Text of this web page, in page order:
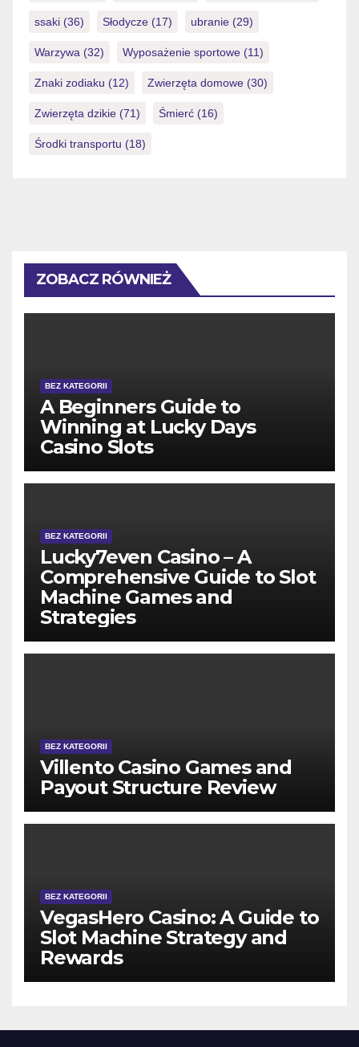
ssaki (36) Słodycze (17) ubranie (29)
Warzywa (32) Wyposażenie sportowe (11)
Znaki zodiaku (12) Zwierzęta domowe (30)
Zwierzęta dzikie (71) Śmierć (16)
Środki transportu (18)
ZOBACZ RÓWNIEŻ
BEZ KATEGORII
A Beginners Guide to
Winning at Lucky Days
Casino Slots
BEZ KATEGORII
Lucky7even Casino – A
Comprehensive Guide to Slot
Machine Games and
Strategies
BEZ KATEGORII
Villento Casino Games and
Payout Structure Review
BEZ KATEGORII
VegasHero Casino: A Guide to
Slot Machine Strategy and
Rewards